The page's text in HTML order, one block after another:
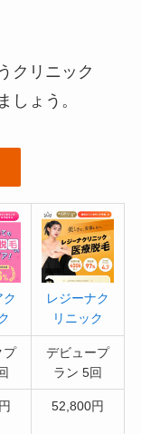
クリニック
しょう。
ク
レジーナク
リニック
プ
デビュープ
ラン 5回
52,800円